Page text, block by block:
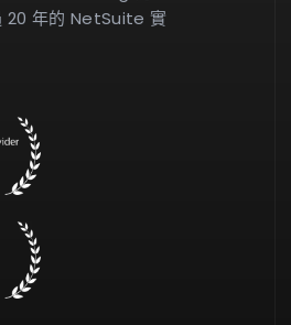
20 年的 NetSuite 實